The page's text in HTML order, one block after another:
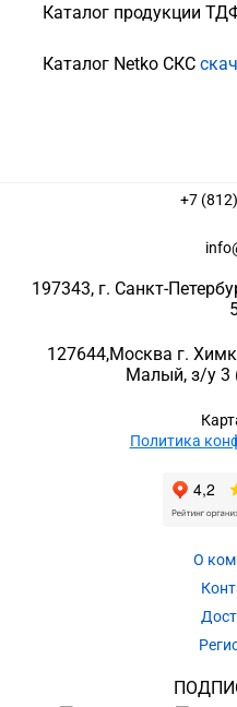
Каталог продукции
Каталог Netko СКС
+7
197343, г. Санкт-
127644,Москва г.
Малый, з/у 3
Политика
О